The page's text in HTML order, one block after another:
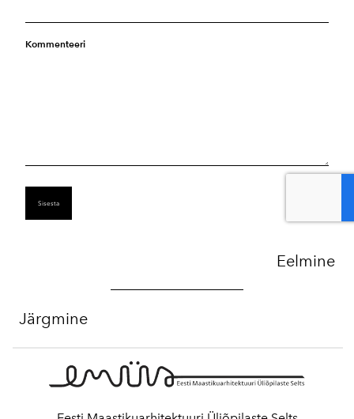
Kommenteeri
Eelmine
Järgmine